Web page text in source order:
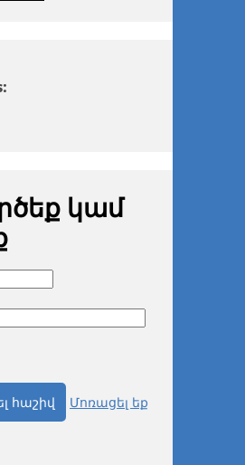
կամ
հաշիվ
Մոռացել եք